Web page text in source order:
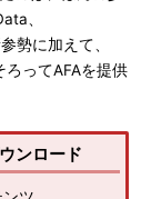
、
勢に加えて、
ろってAFAを提供
ンロード